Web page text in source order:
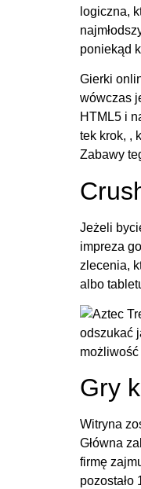
logiczna,
poniekąd
Gierki
wówczas
HTML5 i
tek krok, ,
Zabawy
Jeżeli
impreza
zlecenia,
albo
odszukać
Gry
Witryna
Główna
firmę
pozostało